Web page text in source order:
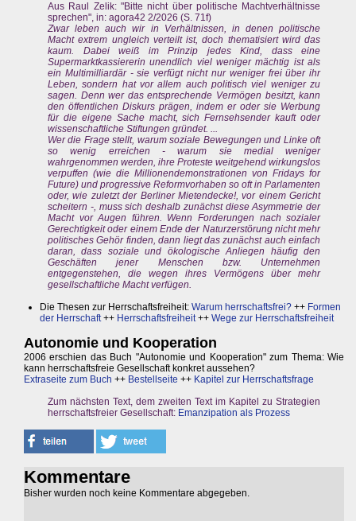
Aus Raul Zelik: "Bitte nicht über politische Machtverhältnisse
sprechen", in: agora42 2/2026 (S. 71f)
Zwar leben auch wir in Verhältnissen, in denen politische
Macht extrem ungleich verteilt ist, doch thematisiert wird das
kaum. Dabei weiß im Prinzip jedes Kind, dass eine
Supermarktkassiererin unendlich viel weniger mächtig ist als
ein Multimilliardär - sie verfügt nicht nur weniger frei über ihr
Leben, sondern hat vor allem auch politisch viel weniger zu
sagen. Denn wer das entsprechende Vermögen besitzt, kann
den öffentlichen Diskurs prägen, indem er oder sie Werbung
für die eigene Sache macht, sich Fernsehsender kauft oder
wissenschaftliche Stiftungen gründet. ...
Wer die Frage stellt, warum soziale Bewegungen und Linke oft
so wenig erreichen - warum sie medial weniger
wahrgenommen werden, ihre Proteste weitgehend wirkungslos
verpuffen (wie die Millionendemonstrationen von Fridays for
Future) und progressive Reformvorhaben so oft in Parlamenten
oder, wie zuletzt der Berliner Mietendecke!, vor einem Gericht
scheitern -, muss sich deshalb zunächst diese Asymmetrie der
Macht vor Augen führen. Wenn Forderungen nach sozialer
Gerechtigkeit oder einem Ende der Naturzerstörung nicht mehr
politisches Gehör finden, dann liegt das zunächst auch einfach
daran, dass soziale und ökologische Anliegen häufig den
Geschäften jener Menschen bzw. Unternehmen
entgegenstehen, die wegen ihres Vermögens über mehr
gesellschaftliche Macht verfügen.
Die Thesen zur Herrschaftsfreiheit: Warum herrschaftsfrei? ++ Formen
der Herrschaft++ Herrschaftsfreiheit++ Wege zur Herrschaftsfreiheit
Autonomie und Kooperation
2006 erschien das Buch "Autonomie und Kooperation" zum Thema: Wie
kann herrschaftsfreie Gesellschaft konkret aussehen?
Extraseite zum Buch ++ Bestellseite ++ Kapitel zur Herrschaftsfrage
Zum nächsten Text, dem zweiten Text im Kapitel zu Strategien
herrschaftsfreier Gesellschaft: Emanzipation als Prozess
Kommentare
Bisher wurden noch keine Kommentare abgegeben.